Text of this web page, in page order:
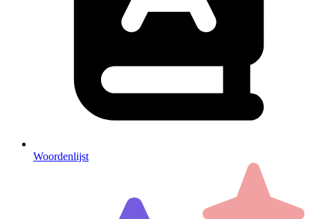
Woordenlijst